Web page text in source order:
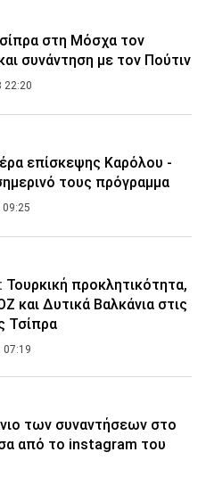
στη Μόσχα τον
συνάντηση με τον Πούτιν
22:20
επίσκεψης Καρόλου -
τους πρόγραμμα
09:25
προκλητικότητα,
και Δυτικά Βαλκάνια στις
Τσίπρα
07:19
των συναντήσεων στο
από το instagram του